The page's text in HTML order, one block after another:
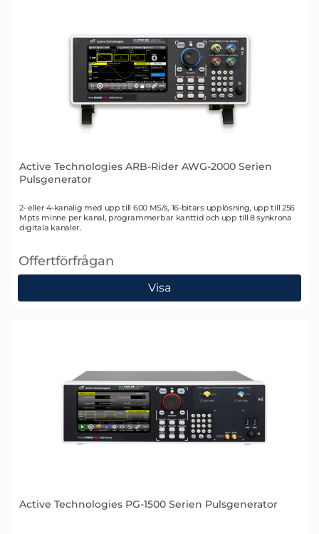
Active Technologies ARB-Rider AWG-2000 Serien
Pulsgenerator
Art. nr 2584
2- eller 4-kanalig med upp till 600 MS/s, 16-bitars upplösning, upp till 256
Mpts minne per kanal, programmerbar kanttid och upp till 8 synkrona
digitala kanaler.
Offertförfrågan
, Active Technologies ARB-Rider AWG-2000 Serien
Visa
Active Technologies PG-1500 Serien Pulsgenerator